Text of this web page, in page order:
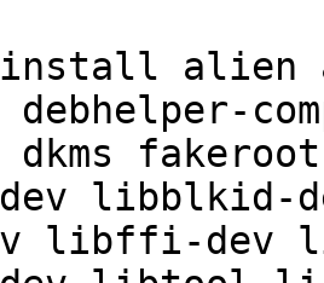
alien
dkms
libblkid-
libffi-dev